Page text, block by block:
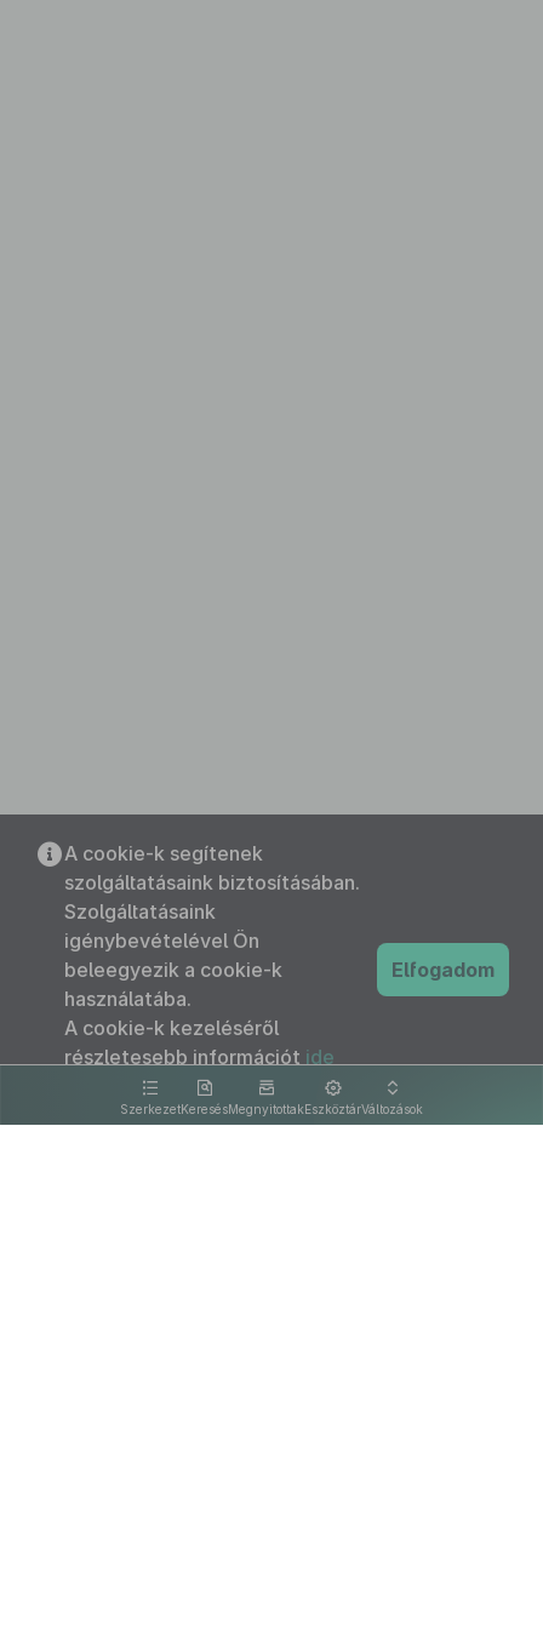
SzerkezetKeresésMegnyitottakEszköztárVáltozások
A cookie-k segítenek
szolgáltatásaink biztosításában.
Szolgáltatásaink
igénybevételével Ön
beleegyezik a cookie-k
használatába.
A cookie-k kezeléséről
részletesebb információt ide
kattintva olvashat.
Elfogadom